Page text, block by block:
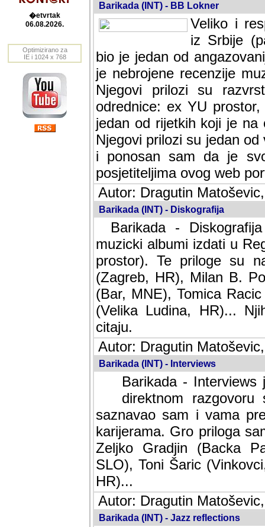
�etvrtak
06.08.2026.
Optimizirano za
IE i 1024 x 768
Barikada (INT) - BB Lokner
Veliko i
Srbije (pa i
jedan od angazovanijih
nebrojene recenzije
Njegovi prilozi su
odrednice: ex YU
jedan od rijetkih koji je
Njegovi prilozi su jedan
i ponosan sam da je
posjetiteljima ovog web
Autor: Dragutin
Barikada (INT) - Diskografija
Barikada -
muzicki albumi izdati u
prostor). Te priloge su
(Zagreb, HR), Milan B.
(Bar, MNE), Tomica
(Velika Ludina, HR)...
citaju.
Autor: Dragutin
Barikada (INT) - Interviews
Barikada -
direktnom
saznavao sam i vama
karijerama. Gro priloga
Zeljko Gradjin (Backa
SLO), Toni Šaric
HR)...
Autor: Dragutin
Barikada (INT) - Jazz reflections